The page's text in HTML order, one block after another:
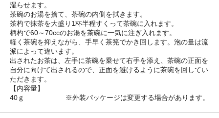
湿らせます。
茶碗のお湯を捨て、茶碗の内側を拭きます。
茶杓で抹茶を大盛り1杯半程すくって茶碗に入れます。
柄杓で60～70ccのお湯を茶碗に一気に注ぎ入れます。
軽く茶碗を抑えながら、手早く茶筅でかき回します。泡の量は流
派によって違います。
出されたお茶は、左手に茶碗を乗せて右手を添え、茶碗の正面を
自分に向けて出されるので、正面を避けるように茶碗を回してい
ただきます。
【内容量】
40ｇ ※外装パッケージは変更する場合があります。